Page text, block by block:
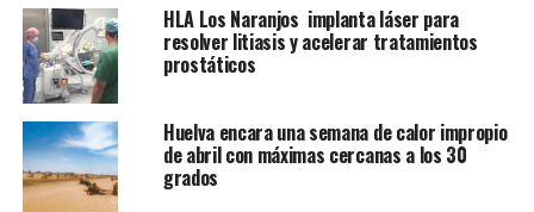
HLA Los Naranjos implanta láser para
resolver litiasis y acelerar tratamientos
prostáticos
Huelva encara una semana de calor impropio
de abril con máximas cercanas a los 30
grados